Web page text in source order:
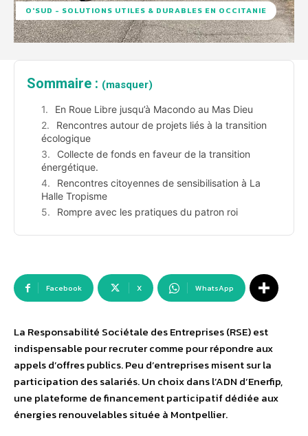
O'SUD - SOLUTIONS UTILES & DURABLES EN OCCITANIE
Sommaire : (masquer)
En Roue Libre jusqu’à Macondo au Mas Dieu
Rencontres autour de projets liés à la transition
écologique
Collecte de fonds en faveur de la transition
énergétique.
Rencontres citoyennes de sensibilisation à La
Halle Tropisme
Rompre avec les pratiques du patron roi
Facebook X WhatsApp
La Responsabilité Sociétale des Entreprises (RSE) est
indispensable pour recruter comme pour répondre aux
appels d’offres publics. Peu d’entreprises misent sur la
participation des salariés. Un choix dans l’ADN d’Enerfip,
une plateforme de financement participatif dédiée aux
énergies renouvelables située à Montpellier.